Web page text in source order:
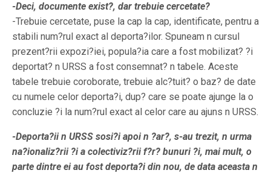
-Deci, documente exist?, dar trebuie cercetate?
-Trebuie cercetate, puse la cap la cap, identificate, pentru a
stabili num?rul exact al deporta?ilor. Spuneam n cursul
prezent?rii expozi?iei, popula?ia care a fost mobilizat? ?i
deportat? n URSS a fost consemnat? n tabele. Aceste
tabele trebuie coroborate, trebuie alc?tuit? o baz? de date
cu numele celor deporta?i, dup? care se poate ajunge la o
concluzie ?i la num?rul exact al celor care au ajuns n URSS.
-Deporta?ii n URSS sosi?i apoi n ?ar?, s-au trezit, n urma
na?ionaliz?rii ?i a colectiviz?rii f?r? bunuri ?i, mai mult, o
parte dintre ei au fost deporta?i din nou, de data aceasta n